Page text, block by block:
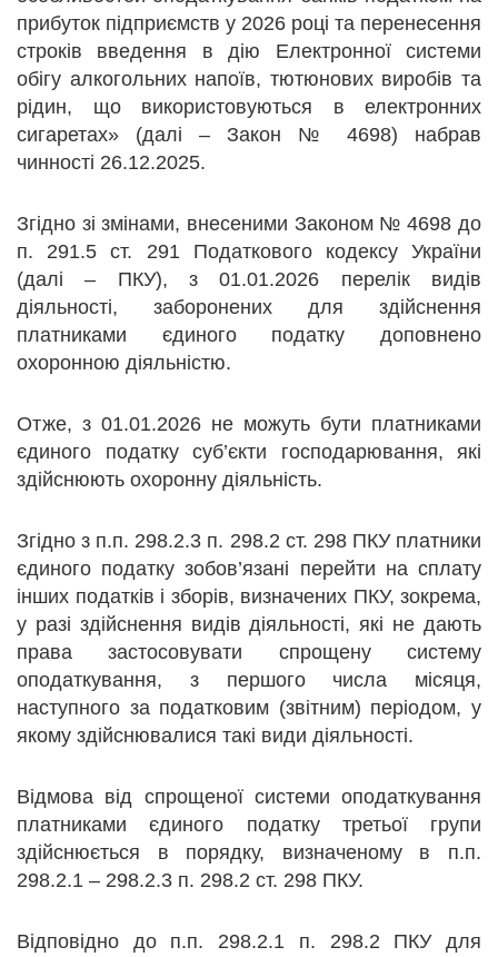
прибуток підприємств у 2026 році та перенесення
строків введення в дію Електронної системи
обігу алкогольних напоїв, тютюнових виробів та
рідин, що використовуються в електронних
сигаретах» (далі – Закон № 4698) набрав
чинності 26.12.2025.
Згідно зі змінами, внесеними Законом № 4698 до
п. 291.5 ст. 291 Податкового кодексу України
(далі – ПКУ), з 01.01.2026 перелік видів
діяльності, заборонених для здійснення
платниками єдиного податку доповнено
охоронною діяльністю.
Отже, з 01.01.2026 не можуть бути платниками
єдиного податку суб’єкти господарювання, які
здійснюють охоронну діяльність.
Згідно з п.п. 298.2.3 п. 298.2 ст. 298 ПКУ платники
єдиного податку зобов’язані перейти на сплату
інших податків і зборів, визначених ПКУ, зокрема,
у разі здійснення видів діяльності, які не дають
права застосовувати спрощену систему
оподаткування, з першого числа місяця,
наступного за податковим (звітним) періодом, у
якому здійснювалися такі види діяльності.
Відмова від спрощеної системи оподаткування
платниками єдиного податку третьої групи
здійснюється в порядку, визначеному в п.п.
298.2.1 – 298.2.3 п. 298.2 ст. 298 ПКУ.
Відповідно до п.п. 298.2.1 п. 298.2 ПКУ для